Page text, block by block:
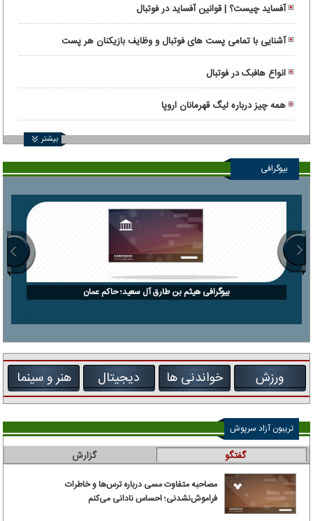
آفساید چیست؟ | قوانین آفساید در فوتبال
آشنایی با تمامی پست های فوتبال و وظایف بازیکنان هر پست
انواع هافبک در فوتبال
همه چیز درباره لیگ قهرمانان اروپا
بیشتر
بیوگرافی
بیوگرافی هیثم بن طارق آل سعید؛ حاکم عمان
ورزش خواندنی ها دیجیتال هنر و سینما
تریبون آزاد سرپوش
گفتگو گزارش
مصاحبه متفاوت مسی درباره ترس‌ها و خاطرات
فراموش‌نشدنی؛ احساس نادانی می‌کنم